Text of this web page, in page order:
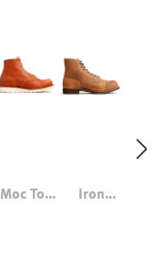
Moc Toe
Iron